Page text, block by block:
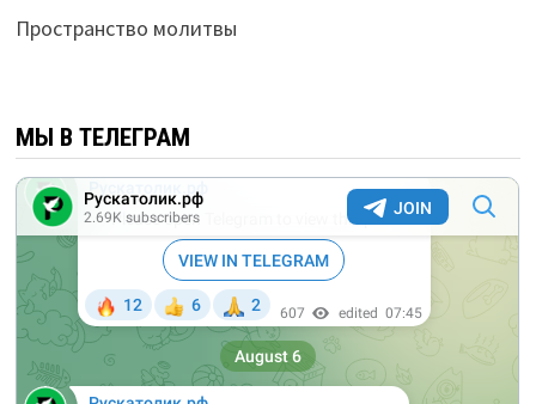
Пространство молитвы
МЫ В ТЕЛЕГРАМ